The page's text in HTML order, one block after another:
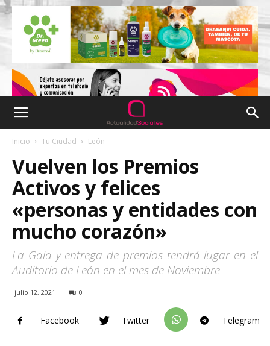
Inicio Tu Ciudad León
Vuelven los Premios
Activos y felices
«personas y entidades con
mucho corazón»
La Gala y entrega de premios tendrá lugar en el
Auditorio de León en el mes de Noviembre
julio 12, 2021 0
Facebook Twitter Telegram